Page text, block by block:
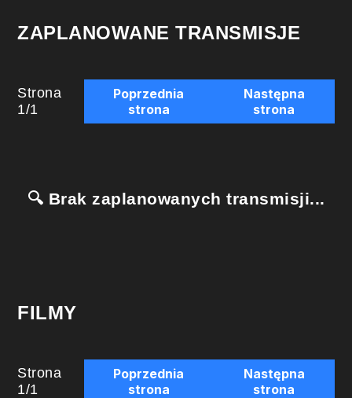
ZAPLANOWANE TRANSMISJE
Strona
1/1
Poprzednia
strona
Następna
strona
🔍 Brak zaplanowanych transmisji...
FILMY
Strona
1/1
Poprzednia
strona
Następna
strona